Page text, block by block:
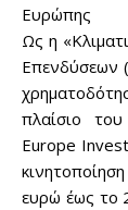
Ευρώπης
Ως η
Επενδύσεων
πλαίσιο
Europe
ευρώ έως το